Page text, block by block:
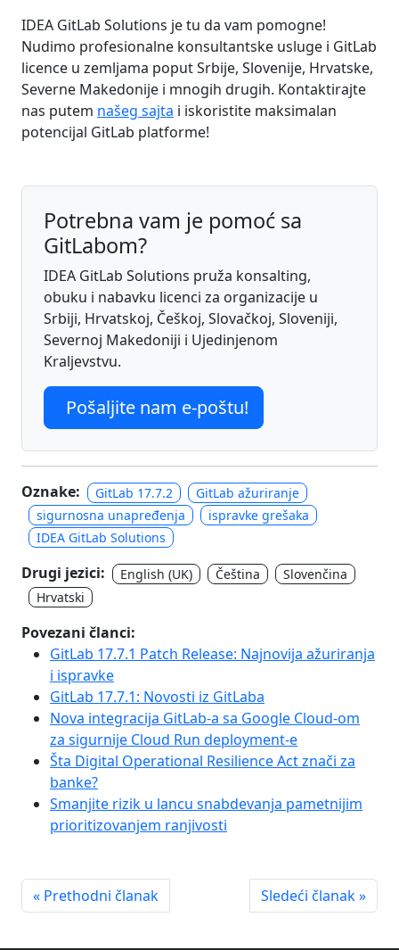
IDEA GitLab Solutions je tu da vam pomogne!
Nudimo profesionalne konsultantske usluge i GitLab
licence u zemljama poput Srbije, Slovenije, Hrvatske,
Severne Makedonije i mnogih drugih. Kontaktirajte
nas putem našeg sajta i iskoristite maksimalan
potencijal GitLab platforme!
Potrebna vam je pomoć sa
GitLabom?
IDEA GitLab Solutions pruža konsalting,
obuku i nabavku licenci za organizacije u
Srbiji, Hrvatskoj, Češkoj, Slovačkoj, Sloveniji,
Severnoj Makedoniji i Ujedinjenom
Kraljevstvu.
Pošaljite nam e-poštu!
Oznake: GitLab 17.7.2
GitLab ažuriranje
sigurnosna unapređenja
ispravke grešaka
IDEA GitLab Solutions
Drugi jezici: English (UK) Čeština
Slovenčina
Hrvatski
Povezani članci:
GitLab 17.7.1 Patch Release: Najnovija ažuriranja
i ispravke
GitLab 17.7.1: Novosti iz GitLaba
Nova integracija GitLab-a sa Google Cloud-om
za sigurnije Cloud Run deployment-e
Šta Digital Operational Resilience Act znači za
banke?
Smanjite rizik u lancu snabdevanja pametnijim
prioritizovanjem ranjivosti
« Prethodni članak Sledeći članak »